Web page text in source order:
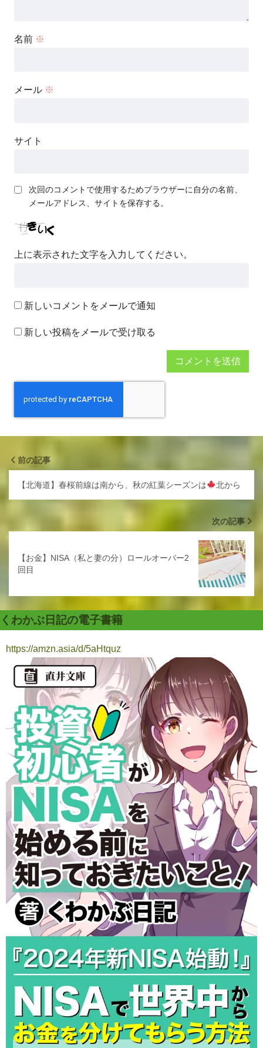
名前 ※
メール ※
サイト
次回のコメントで使用するためブラウザーに自分の名前、
メールアドレス、サイトを保存する。
上に表示された文字を入力してください。
新しいコメントをメールで通知
新しい投稿をメールで受け取る
前の記事
【北海道】春桜前線は南から、秋の紅葉シーズンは 北から
次の記事
【お金】NISA（私と妻の分）ロールオーバー2
回目
くわかぶ日記の電子書籍
https://amzn.asia/d/5aHtquz